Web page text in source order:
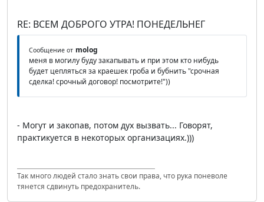
RE: ВСЕМ ДОБРОГО УТРА! ПОНЕДЕЛЬНЕГ
Сообщение от molog
меня в могилу буду закапывать и при этом кто нибудь
будет цепляться за краешек гроба и бубнить "срочная
сделка! срочный договор! посмотрите!"))
- Могут и закопав, потом дух вызвать... Говорят,
практикуется в некоторых организациях.)))
Так много людей стало знать свои права, что рука поневоле
тянется сдвинуть предохранитель.